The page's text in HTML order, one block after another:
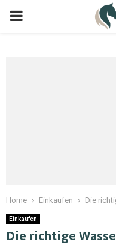
Home Einkaufen Die
Einkaufen
Die richtige